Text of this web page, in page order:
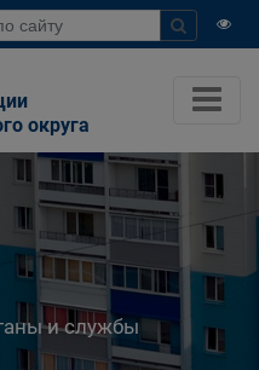
округа
и службы